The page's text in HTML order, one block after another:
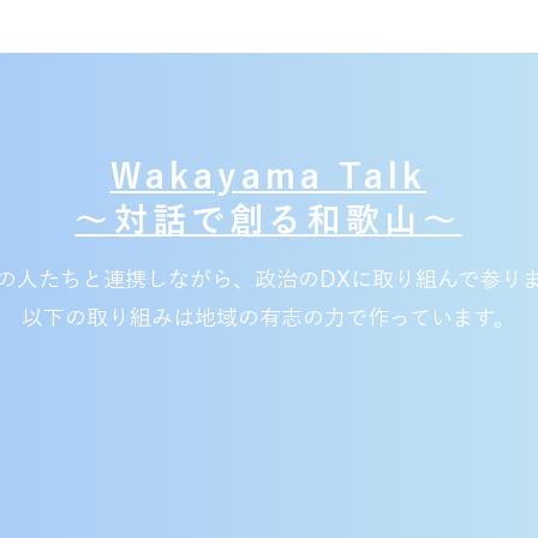
Wakayama Talk
〜対話で創る和歌山〜
人たちと連携しながら、政治のDXに取り組んで参り
​以下の取り組みは地域の有志の力で作っています。